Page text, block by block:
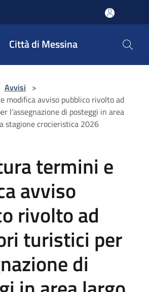
Città di Messina
Avvisi >
modifica avviso pubblico rivolto ad
l’assegnazione di posteggi in area
stagione crocieristica 2026
termini e
avviso
rivolto ad
turistici per
di